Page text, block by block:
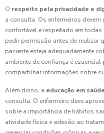
O respeito pela privacidade e
a consulta. Os enfermeiros
confortável e respeitado em
pedir permissão antes de realizar
paciente esteja adequadamente
ambiente de confiança é
compartilhar informações sobre
Além disso, a educação em saúde
consulta. O enfermeiro deve
sobre a importância de hábitos
atividade física e adesão ao